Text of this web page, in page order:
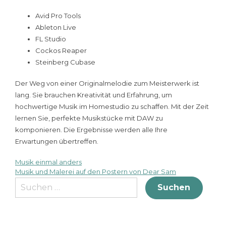
Avid Pro Tools
Ableton Live
FL Studio
Cockos Reaper
Steinberg Cubase
Der Weg von einer Originalmelodie zum Meisterwerk ist
lang. Sie brauchen Kreativität und Erfahrung, um
hochwertige Musik im Homestudio zu schaffen. Mit der Zeit
lernen Sie, perfekte Musikstücke mit DAW zu
komponieren. Die Ergebnisse werden alle Ihre
Erwartungen übertreffen.
Beitragsnavigation
Musik einmal anders
Musik und Malerei auf den Postern von Dear Sam
Suche
nach: